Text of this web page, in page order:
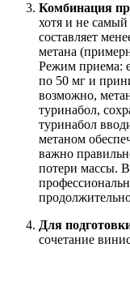
Комбинация
хотя и не
составляет
метана
Режим приема:
по 50 мг и
возможно,
туринабол,
туринабол
метаном
важно
потери массы.
Для
сочетание